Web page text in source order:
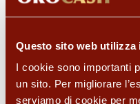
Questo sito web utilizza
I cookie sono importanti
un sito. Per migliorare
serviamo di cookie per